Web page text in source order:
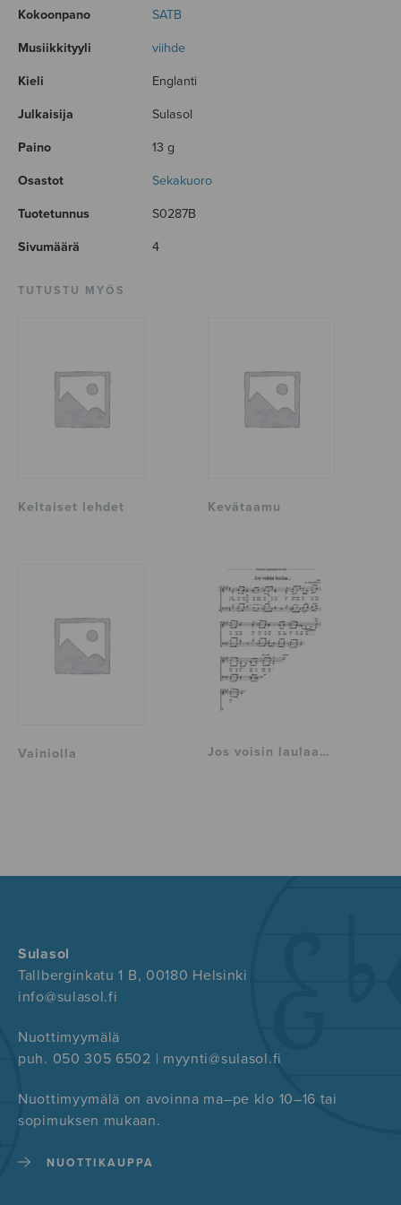
Kokoonpano SATB
Musiikkityyli viihde
Kieli Englanti
Julkaisija Sulasol
Paino 13 g
Osastot Sekakuoro
Tuotetunnus S0287B
Sivumäärä 4
TUTUSTU MYÖS
Keltaiset lehdet Kevätaamu
Vainiolla Jos voisin laulaa…
Sulasol
Tallberginkatu 1 B, 00180 Helsinki
info@sulasol.fi
Nuottimyymälä
puh. 050 305 6502 | myynti@sulasol.fi
Nuottimyymälä on avoinna ma–pe klo 10–16 tai
sopimuksen mukaan.
NUOTTIKAUPPA